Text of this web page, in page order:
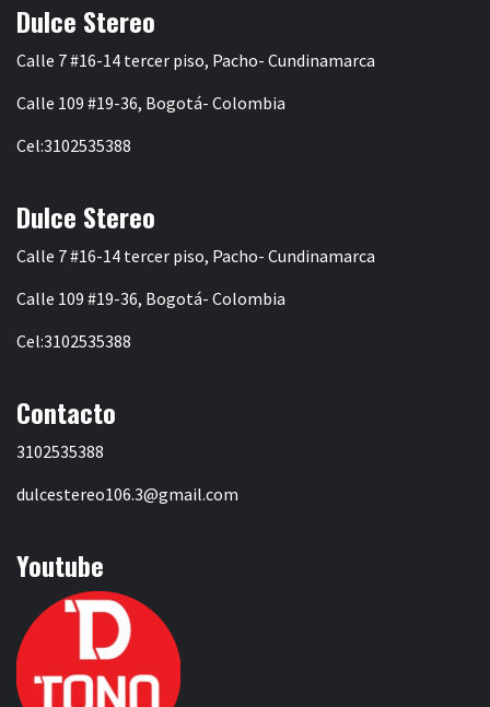
Dulce Stereo
Calle 7 #16-14 tercer piso, Pacho- Cundinamarca
Calle 109 #19-36, Bogotá- Colombia
Cel:3102535388
Dulce Stereo
Calle 7 #16-14 tercer piso, Pacho- Cundinamarca
Calle 109 #19-36, Bogotá- Colombia
Cel:3102535388
Contacto
3102535388
dulcestereo106.3@gmail.com
Youtube